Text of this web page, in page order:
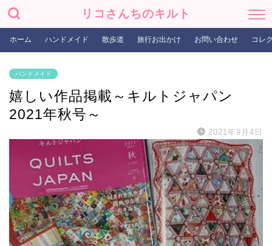
リコさんちのキルト
ホーム ハンドメイド 散歩道 旅行お出かけ お問い合わせ コレ
ハンドメイド
嬉しい作品掲載～キルトジャパン
2021年秋号～
2021年9月4日